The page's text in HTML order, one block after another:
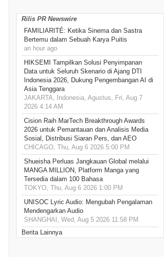
Rilis PR Newswire
FAMILIARITÉ: Ketika Sinema dan Sastra
Bertemu dalam Sebuah Karya Puitis
an hour ago
HIKSEMI Tampilkan Solusi Penyimpanan
Data untuk Seluruh Skenario di Ajang DTI
Indonesia 2026, Dukung Pengembangan AI di
Asia Tenggara
JAKARTA, Indonesia, Agustus, Fri, Aug 7
2026 4:14 AM
Cision Raih MarTech Breakthrough Awards
2026 untuk Pemantauan dan Analisis Media
Sosial, Distribusi Siaran Pers, dan AEO
CHICAGO, Thu, Aug 6 2026 5:00 PM
Shueisha Perluas Jangkauan Global melalui
MANGA MILLION, Platform Manga yang
Tersedia dalam 100 Bahasa
TOKYO, Thu, Aug 6 2026 1:00 PM
UNISOC Lyric Audio: Mengubah Pengalaman
Mendengarkan Audio
SHANGHAI, Wed, Aug 5 2026 11:58 PM
Berita Lainnya